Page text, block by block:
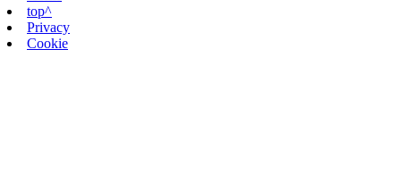
top^
Privacy
Cookie